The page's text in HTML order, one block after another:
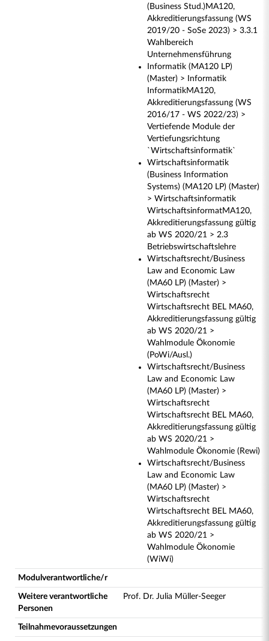
(Business Stud.)MA120,
Akkreditierungsfassung (WS
2019/20 - SoSe 2023) > 3.3.1
Wahlbereich
Unternehmensführung
Informatik (MA120 LP)
(Master) > Informatik
InformatikMA120,
Akkreditierungsfassung (WS
2016/17 - WS 2022/23) >
Vertiefende Module der
Vertiefungsrichtung
`Wirtschaftsinformatik`
Wirtschaftsinformatik
(Business Information
Systems) (MA120 LP) (Master)
> Wirtschaftsinformatik
WirtschaftsinformatMA120,
Akkreditierungsfassung gültig
ab WS 2020/21 > 2.3
Betriebswirtschaftslehre
Wirtschaftsrecht/Business
Law and Economic Law
(MA60 LP) (Master) >
Wirtschaftsrecht
Wirtschaftsrecht BEL MA60,
Akkreditierungsfassung gültig
ab WS 2020/21 >
Wahlmodule Ökonomie
(PoWi/Ausl.)
Wirtschaftsrecht/Business
Law and Economic Law
(MA60 LP) (Master) >
Wirtschaftsrecht
Wirtschaftsrecht BEL MA60,
Akkreditierungsfassung gültig
ab WS 2020/21 >
Wahlmodule Ökonomie (Rewi)
Wirtschaftsrecht/Business
Law and Economic Law
(MA60 LP) (Master) >
Wirtschaftsrecht
Wirtschaftsrecht BEL MA60,
Akkreditierungsfassung gültig
ab WS 2020/21 >
Wahlmodule Ökonomie
(WiWi)
Modulverantwortliche/r
Weitere verantwortliche
Personen
Prof. Dr. Julia Müller-Seeger
Teilnahmevoraussetzungen